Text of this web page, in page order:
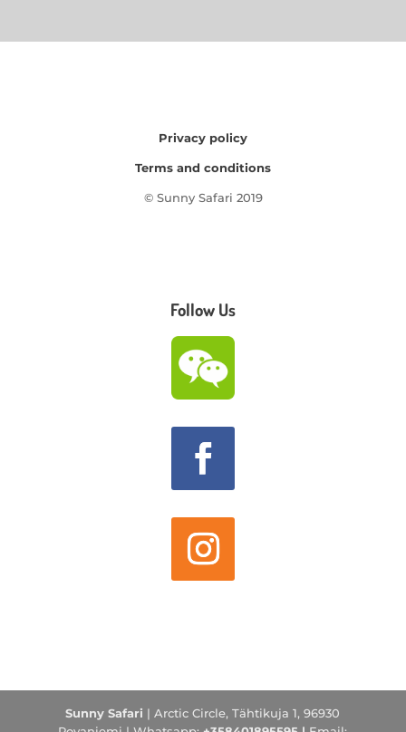
Privacy policy
Terms and conditions
© Sunny Safari 2019
Follow Us
Sunny Safari | Arctic Circle, Tähtikuja 1, 96930